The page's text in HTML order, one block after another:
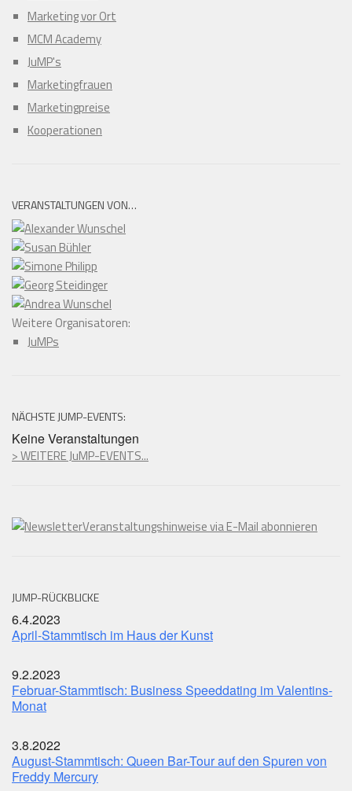
Marketing vor Ort
MCM Academy
JuMP's
Marketingfrauen
Marketingpreise
Kooperationen
VERANSTALTUNGEN VON…
Weitere Organisatoren:
JuMPs
NÄCHSTE JUMP-EVENTS:
Keine Veranstaltungen
> WEITERE JuMP-EVENTS...
Veranstaltungshinweise via E-Mail abonnieren
JUMP-RÜCKBLICKE
6.4.2023
April-Stammtisch im Haus der Kunst
9.2.2023
Februar-Stammtisch: Business Speeddating im Valentins-
Monat
3.8.2022
August-Stammtisch: Queen Bar-Tour auf den Spuren von
Freddy Mercury